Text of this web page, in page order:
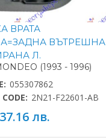
ВРАТА
ВЪТРЕШНА
Л.
(1993 - 1996)
055307862
2N21-F22601-AB
лв.